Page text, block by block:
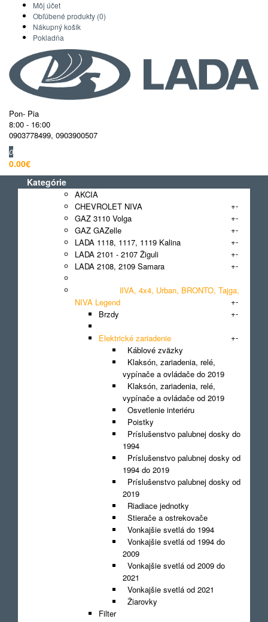
Môj účet
Obľúbené produkty (0)
Nákupný košík
Pokladňa
Pon- Pia
8:00 - 16:00
0903778499, 0903900507
0
0.00€
Kategórie
AKCIA
CHEVROLET NIVA
+-
GAZ 3110 Volga
+-
GAZ GAZelle
+-
LADA 1118, 1117, 1119 Kalina
+-
LADA 2101 - 2107 Žiguli
+-
LADA 2108, 2109 Samara
+-
LADA 2121 NIVA, 4x4, Urban, BRONTO, Tajga,
NIVA Legend
+-
Brzdy
+-
Elektrické zariadenie
+-
Káblové zväzky
Klaksón, zariadenia, relé,
vypínače a ovládače do 2019
Klaksón, zariadenia, relé,
vypínače a ovládače od 2019
Osvetlenie interiéru
Poistky
Príslušenstvo palubnej dosky do
1994
Príslušenstvo palubnej dosky od
1994 do 2019
Príslušenstvo palubnej dosky od
2019
Riadiace jednotky
Stierače a ostrekovače
Vonkajšie svetlá do 1994
Vonkajšie svetlá od 1994 do
2009
Vonkajšie svetlá od 2009 do
2021
Vonkajšie svetlá od 2021
Žiarovky
Filter